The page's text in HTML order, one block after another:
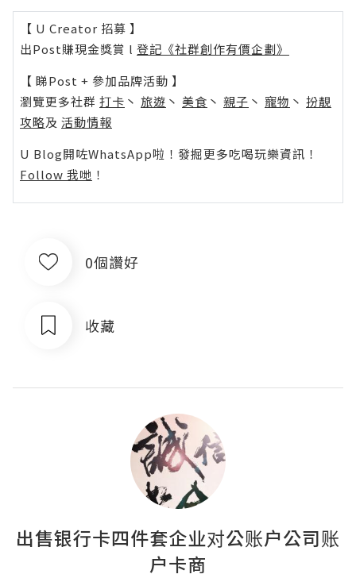
【 U Creator 招募 】
出Post賺現金獎賞 l 登記《社群創作有價企劃》
【 睇Post + 參加品牌活動 】
瀏覽更多社群 打卡 丶 旅遊 丶 美食 丶 親子 丶 寵物 丶 扮靚
攻略及 活動情報
U Blog開咗WhatsApp啦！發掘更多吃喝玩樂資訊！
Follow 我哋 ！
0個讚好
收藏
出售银行卡四件套企业对公账户公司账
户卡商